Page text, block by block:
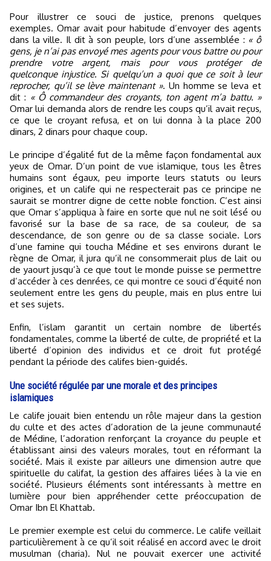
Pour illustrer ce souci de justice, prenons quelques
exemples. Omar avait pour habitude d’envoyer des agents
dans la ville. Il dit à son peuple, lors d’une assemblée : « ô
gens, je n’ai pas envoyé mes agents pour vous battre ou pour
prendre votre argent, mais pour vous protéger de
quelconque injustice. Si quelqu’un a quoi que ce soit à leur
reprocher, qu’il se lève maintenant ». Un homme se leva et
dit : « Ô commandeur des croyants, ton agent m’a battu. »
Omar lui demanda alors de rendre les coups qu’il avait reçus,
ce que le croyant refusa, et on lui donna à la place 200
dinars, 2 dinars pour chaque coup.
Le principe d’égalité fut de la même façon fondamental aux
yeux de Omar. D’un point de vue islamique, tous les êtres
humains sont égaux, peu importe leurs statuts ou leurs
origines, et un calife qui ne respecterait pas ce principe ne
saurait se montrer digne de cette noble fonction. C’est ainsi
que Omar s’appliqua à faire en sorte que nul ne soit lésé ou
favorisé sur la base de sa race, de sa couleur, de sa
descendance, de son genre ou de sa classe sociale. Lors
d’une famine qui toucha Médine et ses environs durant le
règne de Omar, il jura qu’il ne consommerait plus de lait ou
de yaourt jusqu’à ce que tout le monde puisse se permettre
d’accéder à ces denrées, ce qui montre ce souci d’équité non
seulement entre les gens du peuple, mais en plus entre lui
et ses sujets.
Enfin, l’islam garantit un certain nombre de libertés
fondamentales, comme la liberté de culte, de propriété et la
liberté d’opinion des individus et ce droit fut protégé
pendant la période des califes bien-guidés.
Une société régulée par une morale et des principes
islamiques
Le calife jouait bien entendu un rôle majeur dans la gestion
du culte et des actes d’adoration de la jeune communauté
de Médine, l’adoration renforçant la croyance du peuple et
établissant ainsi des valeurs morales, tout en réformant la
société. Mais il existe par ailleurs une dimension autre que
spirituelle du califat, la gestion des affaires liées à la vie en
société. Plusieurs éléments sont intéressants à mettre en
lumière pour bien appréhender cette préoccupation de
Omar Ibn El Khattab.
Le premier exemple est celui du commerce. Le calife veillait
particulièrement à ce qu’il soit réalisé en accord avec le droit
musulman (charia). Nul ne pouvait exercer une activité